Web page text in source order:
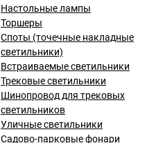
Настольные лампы
Торшеры
Споты (точечные накладные
светильники)
Встраиваемые светильники
Трековые светильники
Шинопровод для трековых
светильников
Уличные светильники
Садово-парковые фонари